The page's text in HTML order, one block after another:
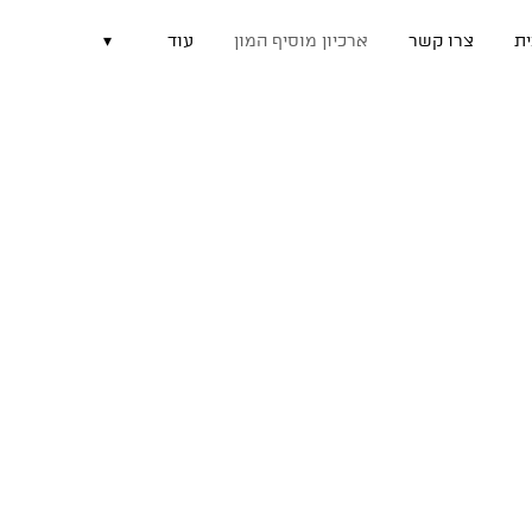
צרו קשר ארכיון מוסיף המון עוד ▾